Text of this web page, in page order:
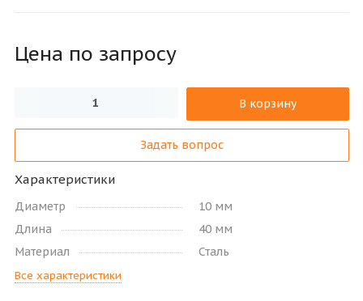
Цена по запросу
В корзину
Задать вопрос
Характеристики
Диаметр
10 мм
Длина
40 мм
Материал
Сталь
Все характеристики